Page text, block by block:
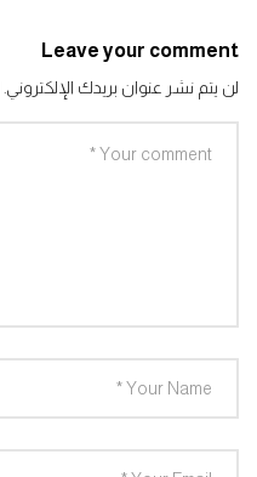
Leave your comment
لن يتم نشر عنوان بريدك الإلكتروني.